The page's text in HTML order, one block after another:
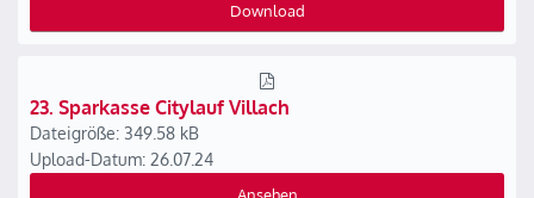
Download
23. Sparkasse Citylauf Villach
Dateigröße: 349.58 kB
Upload-Datum: 26.07.24